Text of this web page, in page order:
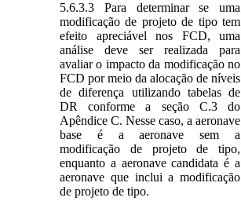
5.6.3.3 Para determinar se uma
modificação de projeto de tipo tem
efeito apreciável nos FCD, uma
análise deve ser realizada para
avaliar o impacto da modificação no
FCD por meio da alocação de níveis
de diferença utilizando tabelas de
DR conforme a seção C.3 do
Apêndice C. Nesse caso, a aeronave
base é a aeronave sem a
modificação de projeto de tipo,
enquanto a aeronave candidata é a
aeronave que inclui a modificação
de projeto de tipo.